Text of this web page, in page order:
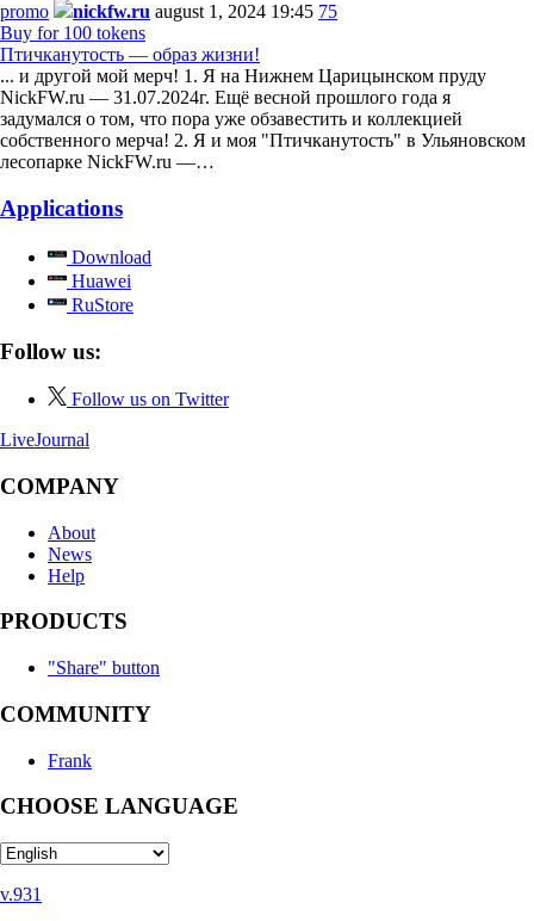
promo nickfw.ru august 1, 2024 19:45 75
Buy for 100 tokens
Птичканутость — образ жизни!
... и другой мой мерч! 1. Я на Нижнем Царицынском пруду
NickFW.ru — 31.07.2024г. Ещё весной прошлого года я
задумался о том, что пора уже обзавестить и коллекцией
собственного мерча! 2. Я и моя "Птичканутость" в Ульяновском
лесопарке NickFW.ru —…
Applications
Download
Huawei
RuStore
Follow us:
Follow us on Twitter
LiveJournal
COMPANY
About
News
Help
PRODUCTS
"Share" button
COMMUNITY
Frank
CHOOSE LANGUAGE
v.931